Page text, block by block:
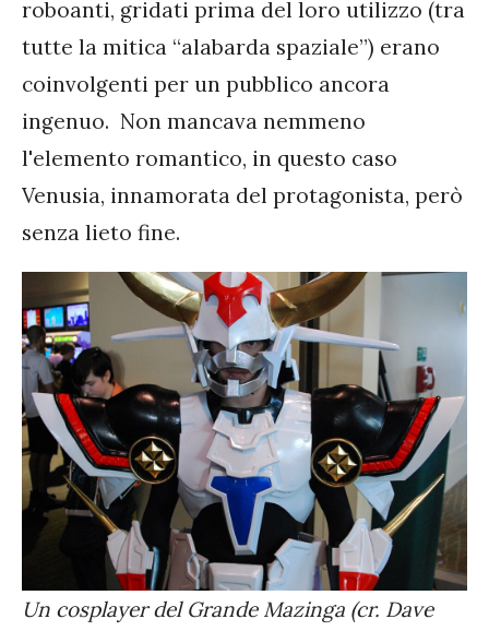
roboanti, gridati prima del loro utilizzo (tra
tutte la mitica “alabarda spaziale”) erano
coinvolgenti per un pubblico ancora
ingenuo. Non mancava nemmeno
l'elemento romantico, in questo caso
Venusia, innamorata del protagonista, però
senza lieto fine.
Un cosplayer del Grande Mazinga (cr. Dave